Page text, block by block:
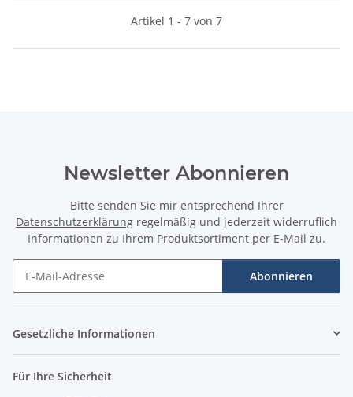
Artikel 1 - 7 von 7
Newsletter Abonnieren
Bitte senden Sie mir entsprechend Ihrer
Datenschutzerklärung regelmäßig und jederzeit widerruflich
Informationen zu Ihrem Produktsortiment per E-Mail zu.
Abonnieren
Gesetzliche Informationen
Für Ihre Sicherheit